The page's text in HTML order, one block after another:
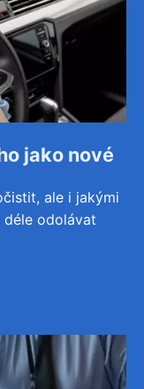
jako nové
ale i jakými
odolávat